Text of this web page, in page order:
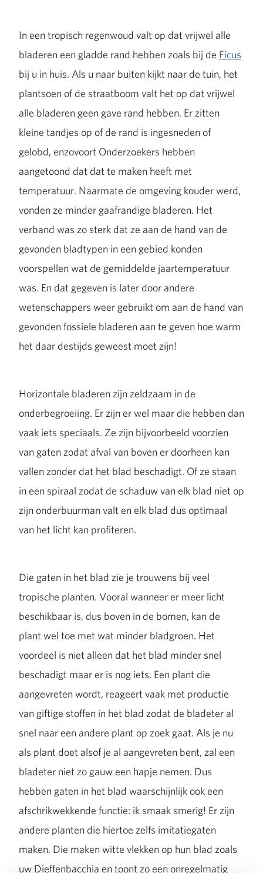
In een tropisch regenwoud valt op dat vrijwel alle
bladeren een gladde rand hebben zoals bij de Ficus
bij u in huis. Als u naar buiten kijkt naar de tuin, het
plantsoen of de straatboom valt het op dat vrijwel
alle bladeren geen gave rand hebben. Er zitten
kleine tandjes op of de rand is ingesneden of
gelobd, enzovoort Onderzoekers hebben
aangetoond dat dat te maken heeft met
temperatuur. Naarmate de omgeving kouder werd,
vonden ze minder gaafrandige bladeren. Het
verband was zo sterk dat ze aan de hand van de
gevonden bladtypen in een gebied konden
voorspellen wat de gemiddelde jaartemperatuur
was. En dat gegeven is later door andere
wetenschappers weer gebruikt om aan de hand van
gevonden fossiele bladeren aan te geven hoe warm
het daar destijds geweest moet zijn!
Horizontale bladeren zijn zeldzaam in de
onderbegroeiing. Er zijn er wel maar die hebben dan
vaak iets speciaals. Ze zijn bijvoorbeeld voorzien
van gaten zodat afval van boven er doorheen kan
vallen zonder dat het blad beschadigt. Of ze staan
in een spiraal zodat de schaduw van elk blad niet op
zijn onderbuurman valt en elk blad dus optimaal
van het licht kan profiteren.
Die gaten in het blad zie je trouwens bij veel
tropische planten. Vooral wanneer er meer licht
beschikbaar is, dus boven in de bomen, kan de
plant wel toe met wat minder bladgroen. Het
voordeel is niet alleen dat het blad minder snel
beschadigt maar er is nog iets. Een plant die
aangevreten wordt, reageert vaak met productie
van giftige stoffen in het blad zodat de bladeter al
snel naar een andere plant op zoek gaat. Als je nu
als plant doet alsof je al aangevreten bent, zal een
bladeter niet zo gauw een hapje nemen. Dus
hebben gaten in het blad waarschijnlijk ook een
afschrikwekkende functie: ik smaak smerig! Er zijn
andere planten die hiertoe zelfs imitatiegaten
maken. Die maken witte vlekken op hun blad zoals
uw Dieffenbacchia en toont zo een onregelmatig